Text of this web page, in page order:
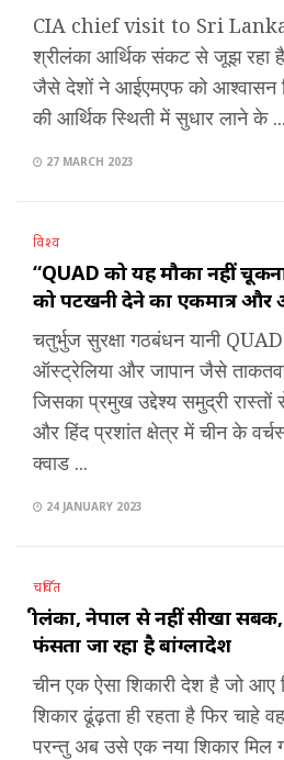
CIA chief visit to Sri Lanka:
श्रीलंका आर्थिक संकट से जूझ रहा
जैसे देशों ने आईएमएफ को आश्वासन
की आर्थिक स्थिती में सुधार लाने के ...
27 MARCH 2023
विश्व
“QUAD को यह मौका नहीं चूकना
को पटखनी देने का एकमात्र और
चतुर्भुज सुरक्षा गठबंधन यानी
ऑस्ट्रेलिया और जापान जैसे
जिसका प्रमुख उद्देश्य समुद्री रास्तों
और हिंद प्रशांत क्षेत्र में चीन के
क्वाड ...
24 JANUARY 2023
चर्चित
श्रीलंका, नेपाल से नहीं सीखा
फंसता जा रहा है बांग्लादेश
चीन एक ऐसा शिकारी देश है जो आए
शिकार ढूंढ़ता ही रहता है फिर चाहे
परन्तु अब उसे एक नया शिकार मिल